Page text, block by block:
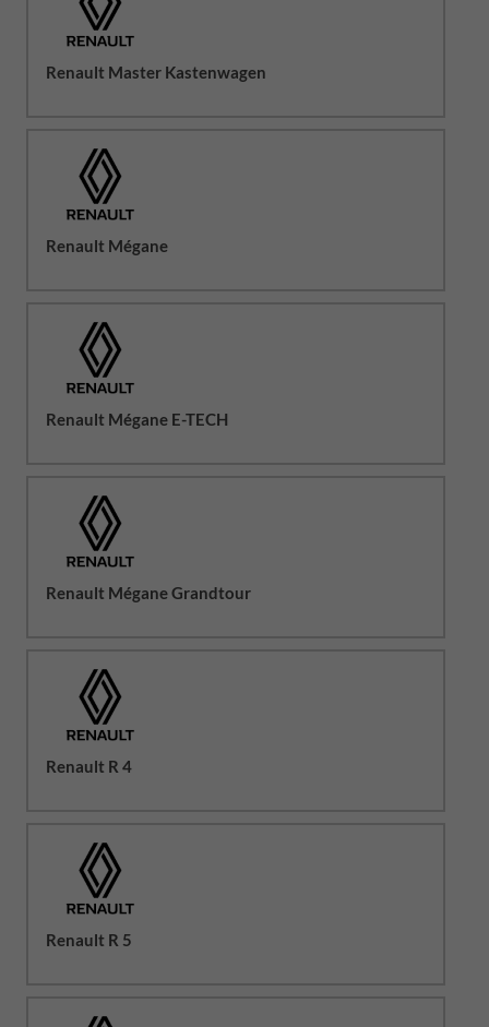
Renault Master Kastenwagen
Renault Mégane
Renault Mégane E-TECH
Renault Mégane Grandtour
Renault R 4
Renault R 5